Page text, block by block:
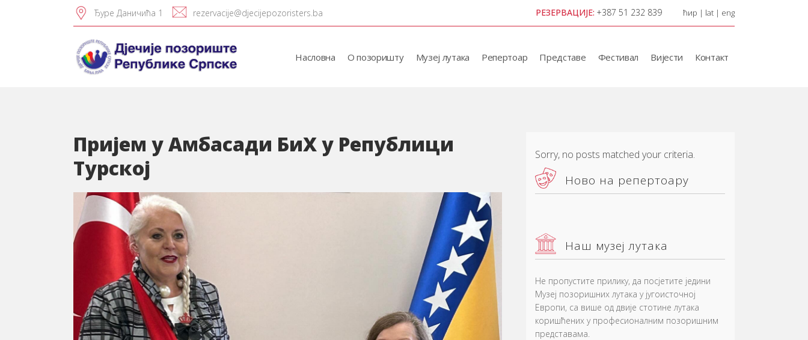
Ђуре Даничића 1 rezervacije@djecijepozoristers.ba РЕЗЕРВАЦИЈЕ: +387 51 232 839 ћир | lat | eng
Насловна О позоришту Музеј лутака Репертоар Представе Фестивал Вијести Контакт
Пријем у Амбасади БиХ у Републици
Турској
Sorry, no posts matched your criteria.
Ново на репертоару
Наш музеј лутака
Не пропустите прилику, да посјетите једини
Музеј позоришних лутака у југоисточној
Европи, са више од двије стотине лутака
коришћених у професионалним позоришним
представама.